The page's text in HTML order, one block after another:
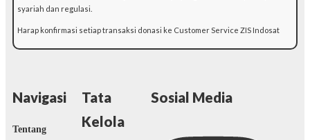
syariah dan regulasi.
Harap konfirmasi setiap transaksi donasi ke Customer Service ZIS Indosat
Navigasi
Tentang
Tata
Kelola
Sosial Media